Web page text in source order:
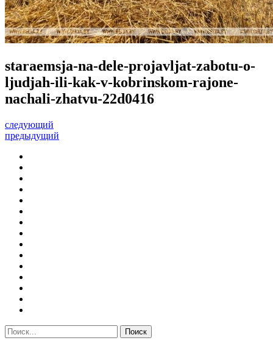
staraemsja-na-dele-projavljat-zabotu-o-
ljudjah-ili-kak-v-kobrinskom-rajone-
nachali-zhatvu-22d0416
следующий
предыдущий